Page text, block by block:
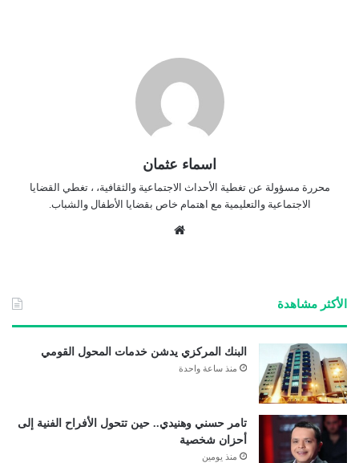
اسماء عثمان
محررة مسؤولة عن تغطية الأحداث الاجتماعية والثقافية، ، تغطي القضايا
الاجتماعية والتعليمية مع اهتمام خاص بقضايا الأطفال والشباب.
الأكثر مشاهدة
البنك المركزي يدشن خدمات المحول القومي
منذ ساعة واحدة
تامر حسني وهنيدي.. حين تتحول الأفراح الفنية إلى
أحزان شخصية
منذ يومين